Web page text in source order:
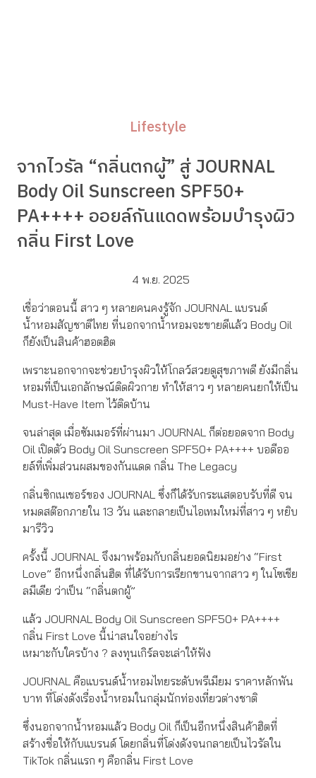
Lifestyle
จากไวรัล “กลิ่นตกผู้” สู่ JOURNAL
Body Oil Sunscreen SPF50+
PA++++ ออยล์กันแดดพร้อมบำรุงผิว
กลิ่น First Love
4 พ.ย. 2025
เชื่อว่าตอนนี้ สาว ๆ หลายคนคงรู้จัก JOURNAL แบรนด์
น้ำหอมสัญชาติไทย ที่นอกจากน้ำหอมจะขายดีแล้ว Body Oil
ก็ยังเป็นสินค้าฮอตฮิต
เพราะนอกจากจะช่วยบำรุงผิวให้โกลว์สวยดูสุขภาพดี ยังมีกลิ่น
หอมที่เป็นเอกลักษณ์ติดผิวกาย ทำให้สาว ๆ หลายคนยกให้เป็น
Must-Have Item ไว้ติดบ้าน
จนล่าสุด เมื่อซัมเมอร์ที่ผ่านมา JOURNAL ก็ต่อยอดจาก Body
Oil เปิดตัว Body Oil Sunscreen SPF50+ PA++++ บอดีออ
ยล์ที่เพิ่มส่วนผสมของกันแดด กลิ่น The Legacy
กลิ่นซิกเนเชอร์ของ JOURNAL ซึ่งก็ได้รับกระแสตอบรับที่ดี จน
หมดสต๊อกภายใน 13 วัน และกลายเป็นไอเทมใหม่ที่สาว ๆ หยิบ
มารีวิว
ครั้งนี้ JOURNAL จึงมาพร้อมกับกลิ่นยอดนิยมอย่าง “First
Love” อีกหนึ่งกลิ่นฮิต ที่ได้รับการเรียกขานจากสาว ๆ ในโซเชีย
ลมีเดีย ว่าเป็น “กลิ่นตกผู้”
แล้ว JOURNAL Body Oil Sunscreen SPF50+ PA++++
กลิ่น First Love นี้น่าสนใจอย่างไร
เหมาะกับใครบ้าง ? ลงทุนเกิร์ลจะเล่าให้ฟัง
JOURNAL คือแบรนด์น้ำหอมไทยระดับพรีเมียม ราคาหลักพัน
บาท ที่โด่งดังเรื่องน้ำหอมในกลุ่มนักท่องเที่ยวต่างชาติ
ซึ่งนอกจากน้ำหอมแล้ว Body Oil ก็เป็นอีกหนึ่งสินค้าฮิตที่
สร้างชื่อให้กับแบรนด์ โดยกลิ่นที่โด่งดังจนกลายเป็นไวรัลใน
TikTok กลิ่นแรก ๆ คือกลิ่น First Love